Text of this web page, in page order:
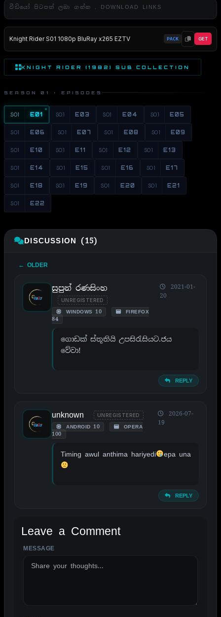
වීඩියෝ පිටපත් ලබා ගන්න . DOWNLOAD LINKS
Knight Rider S01 1080p BluRay x265 EZTV PACK GET
KNIGHT RIDER (1982) SUB COLLECTION
SEASON 01 · EPISODES
S01 E01 S01 E03 S01 E04 S01 E05
S01 E06 S01 E07 S01 E08 S01 E09
S01 E10 S01 E11 S01 E12 S01 E13
S01 E14 S01 E15 S01 E16 S01 E17
S01 E18 S01 E19 S01 E20 S01 E21
S01 E22
DISCUSSION (15)
← OLDER
සුපුන් රණසිංහ
UNREGISTERED
WINDOWS 10
FIREFOX
84
2021-01-
20
ගොඩක් ස්තූතියි උපසිරැසියට.ජය
වේවා!
REPLY
unknown UNREGISTERED
ANDROID 10
OPERA
100
2026-07-
19
Timing awul anthima hariyedi epa una
REPLY
Leave a Comment
MESSAGE
ALTERNATIVE: